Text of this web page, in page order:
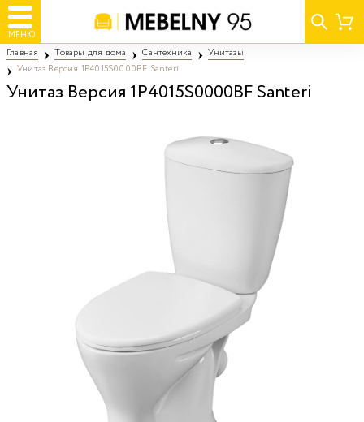
МЕНЮ
Главная Товары для дома Сантехника
Унитазы
Унитаз Версия 1P4015S0000BF Santeri
Унитаз Версия 1P4015S0000BF Santeri